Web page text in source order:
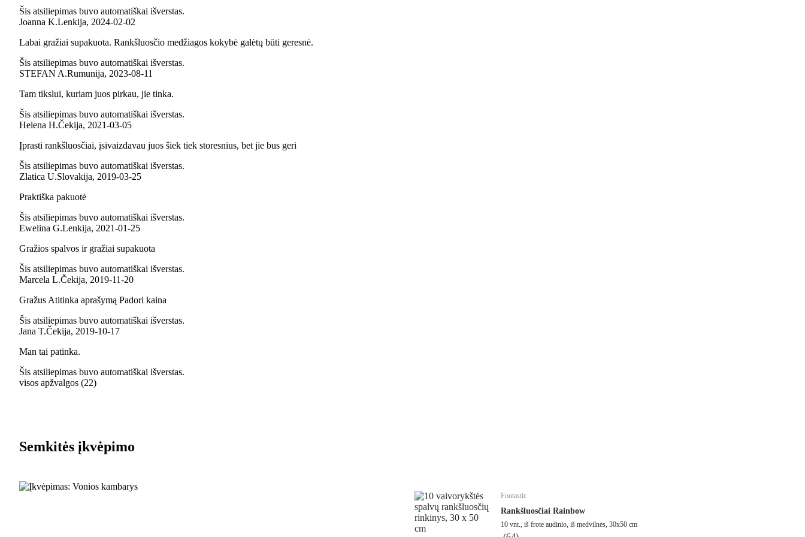
Šis atsiliepimas buvo automatiškai išverstas.
Joanna K.Lenkija, 2024‑02‑02
Labai gražiai supakuota. Rankšluosčio medžiagos kokybė galėtų būti geresnė.
Šis atsiliepimas buvo automatiškai išverstas.
STEFAN A.Rumunija, 2023‑08‑11
Tam tikslui, kuriam juos pirkau, jie tinka.
Šis atsiliepimas buvo automatiškai išverstas.
Helena H.Čekija, 2021‑03‑05
Įprasti rankšluosčiai, įsivaizdavau juos šiek tiek storesnius, bet jie bus geri
Šis atsiliepimas buvo automatiškai išverstas.
Zlatica U.Slovakija, 2019‑03‑25
Praktiška pakuotė
Šis atsiliepimas buvo automatiškai išverstas.
Ewelina G.Lenkija, 2021‑01‑25
Gražios spalvos ir gražiai supakuota
Šis atsiliepimas buvo automatiškai išverstas.
Marcela L.Čekija, 2019‑11‑20
Gražus Atitinka aprašymą Padori kaina
Šis atsiliepimas buvo automatiškai išverstas.
Jana T.Čekija, 2019‑10‑17
Man tai patinka.
Šis atsiliepimas buvo automatiškai išverstas.
visos apžvalgos (22)
Semkitės įkvėpimo
Foutastic
Rankšluosčiai Rainbow
10 vnt., iš frote audinio, iš medvilnės, 30x50 cm